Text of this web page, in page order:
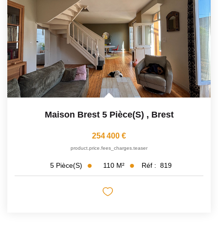
Maison Brest 5 Pièce(s) , Brest
254 400 €
product.price.fees_charges.teaser
5 Pièce(s) 110 M² Réf : 819